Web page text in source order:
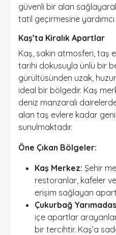
güvenli bir alan
tatil geçirmesine yardımcı
Kaş’ta Kiralık Apartlar
Kaş, sakin atmosferi, taş
tarihi dokusuyla ünlü bir
gürültüsünden uzak,
ideal bir bölgedir. Kaş
deniz manzaralı
alan taş evlere kadar
sunulmaktadır.
Öne Çıkan Bölgeler:
Kaş Merkez: Şehir
restoranlar, kafeler
erişim sağlayan
Çukurbağ
içe apartlar
bir tercihtir. Kaş’a